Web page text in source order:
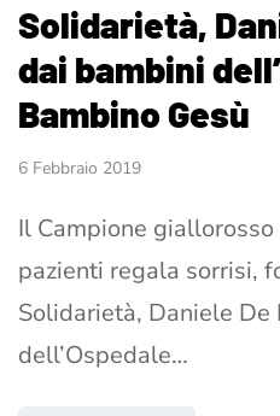
Solidarietà,
dai bambini
Bambino Gesù
6 Febbraio 2019
Il Campione
pazienti regala sorrisi,
Solidarietà, Daniele De
dell’Ospedale…